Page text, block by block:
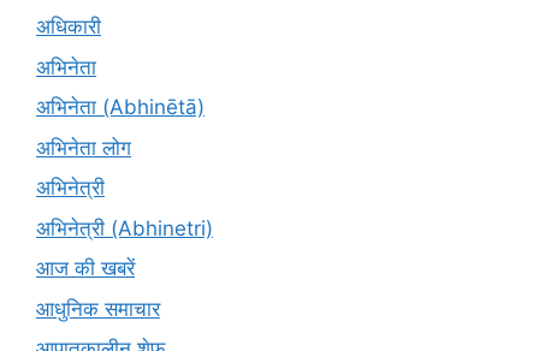
अधिकारी
अभिनेता
अभिनेता (Abhinētā)
अभिनेता लोग
अभिनेत्री
अभिनेत्री (Abhinetri)
आज की खबरें
आधुनिक समाचार